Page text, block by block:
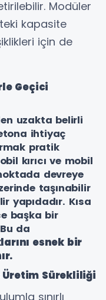
Modüler
kapasite
için de
Geçici
uzakta belirli
ihtiyaç
pratik
kırıcı ve mobil
devreye
taşınabilir
yapıdadır. Kısa
başka bir
da
esnek bir
Sürekliliği
sınırlı